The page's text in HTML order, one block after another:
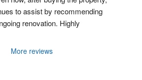
to assist by recommending
renovation. Highly
More reviews